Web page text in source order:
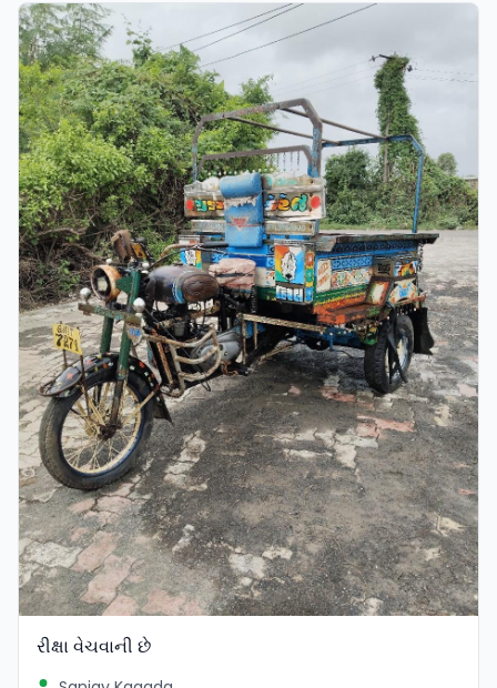
રીક્ષા વેચવાની છે